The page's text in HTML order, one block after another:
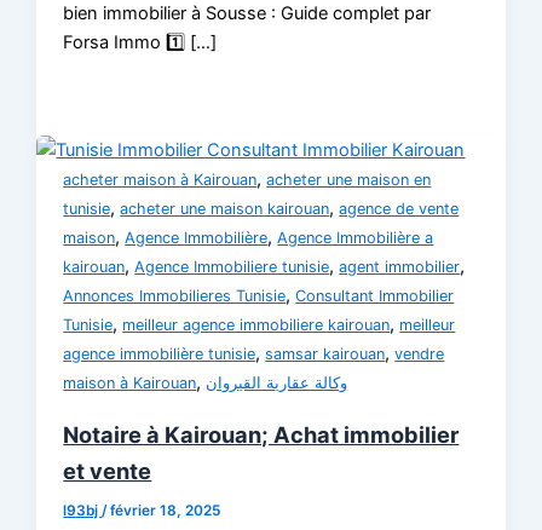
bien immobilier à Sousse : Guide complet par
Forsa Immo 1️⃣ […]
acheter maison à Kairouan,acheter une maison en
tunisie,acheter une maison kairouan,agence de vente
maison,Agence Immobilière,Agence Immobilière a
kairouan,Agence Immobiliere tunisie,agent immobilier,
Annonces Immobilieres Tunisie,Consultant Immobilier
Tunisie, meilleur agence immobiliere kairouan, meilleur
agence immobilière tunisie,samsar kairouan,vendre
maison à Kairouan, وكالة عقارية القيروان
Notaire à Kairouan; Achat immobilier
et vente
l93bj/février 18, 2025